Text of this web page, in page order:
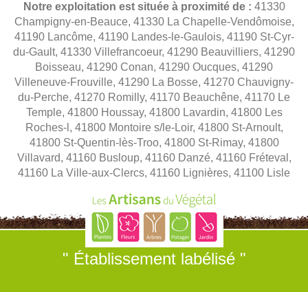
Notre exploitation est située à proximité de : 41330
Champigny-en-Beauce, 41330 La Chapelle-Vendômoise,
41190 Lancôme, 41190 Landes-le-Gaulois, 41190 St-Cyr-
du-Gault, 41330 Villefrancoeur, 41290 Beauvilliers, 41290
Boisseau, 41290 Conan, 41290 Oucques, 41290
Villeneuve-Frouville, 41290 La Bosse, 41270 Chauvigny-
du-Perche, 41270 Romilly, 41170 Beauchêne, 41170 Le
Temple, 41800 Houssay, 41800 Lavardin, 41800 Les
Roches-l, 41800 Montoire s/le-Loir, 41800 St-Arnoult,
41800 St-Quentin-lès-Troo, 41800 St-Rimay, 41800
Villavard, 41160 Busloup, 41160 Danzé, 41160 Fréteval,
41160 La Ville-aux-Clercs, 41160 Lignières, 41100 Lisle
" Établissement labélisé "